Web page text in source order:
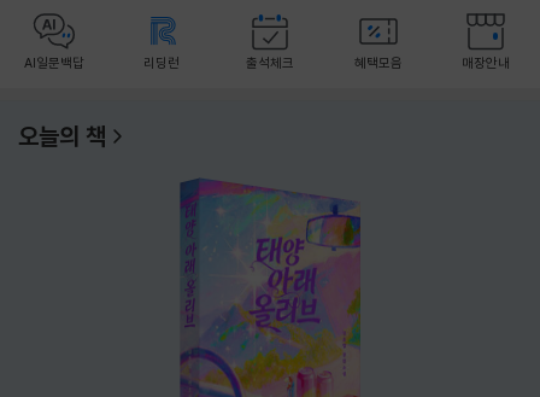
AI일문백답 리딩런 출석체크 혜택모음 매장안내
오늘의 책